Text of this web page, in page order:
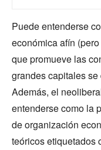
Puede entenderse
económica afín
que promueve las
grandes capitales
Además, el
entenderse como la
de organización
teóricos etiquetados